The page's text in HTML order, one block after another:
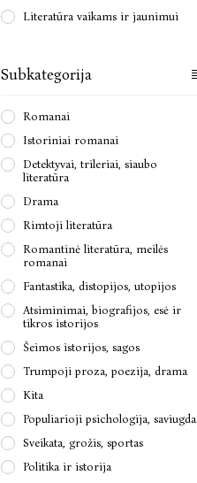
Literatūra vaikams ir jaunimui
Subkategorija
Romanai
Istoriniai romanai
Detektyvai, trileriai, siaubo
literatūra
Drama
Rimtoji literatūra
Romantinė literatūra, meilės
romanai
Fantastika, distopijos, utopijos
Atsiminimai, biografijos, esė ir
tikros istorijos
Šeimos istorijos, sagos
Trumpoji proza, poezija, drama
Kita
Populiarioji psichologija, saviugda
Sveikata, grožis, sportas
Politika ir istorija